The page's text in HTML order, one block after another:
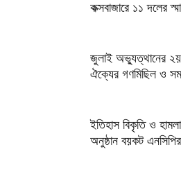
কক্সবাজারে ১১ দলের
জুলাই অভ্যুত্থানের ২য়
ঐক্যের গণমিছিল ও
ইতিহাস বিকৃতি ও
অনুষ্ঠান বয়কট এনসিপির